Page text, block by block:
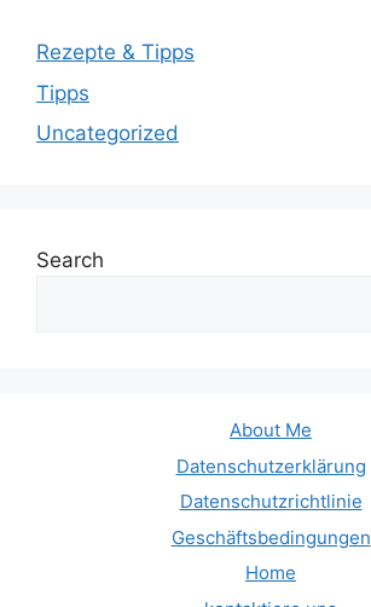
Rezepte & Tipps
Tipps
Uncategorized
Search
About Me
Datenschutzerklärung
Datenschutzrichtlinie
Geschäftsbedingungen
Home